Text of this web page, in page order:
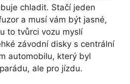
chladit. Stačí jeden
a musí vám být jasné,
to tvůrci vozu myslí
závodní disky s centrální
automobilu, který byl
ale pro jízdu.